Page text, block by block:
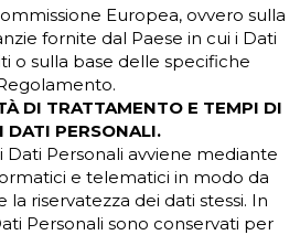
Europea, ovvero sulla
fornite dal Paese in cui i Dati
o sulla base delle specifiche
DI TRATTAMENTO E TEMPI DI
DATI PERSONALI.
Personali avviene mediante
e telematici in modo da
la riservatezza dei dati stessi. In
Personali sono conservati per